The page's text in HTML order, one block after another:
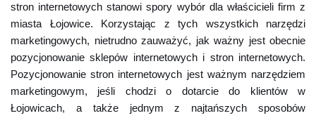
stron internetowych stanowi spory wybór dla właścicieli firm z
miasta Łojowice. Korzystając z tych wszystkich narzędzi
marketingowych, nietrudno zauważyć, jak ważny jest obecnie
pozycjonowanie sklepów internetowych i stron internetowych.
Pozycjonowanie stron internetowych jest ważnym narzędziem
marketingowym, jeśli chodzi o dotarcie do klientów w
Łojowicach, a także jednym z najtańszych sposobów